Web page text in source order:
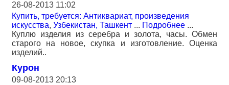
26-08-2013 11:02
Купить, требуется: Антиквариат, произведения
искусства, Узбекистан, Ташкент ... Подробнее ...
Куплю изделия из серебра и золота, часы. Обмен
старого на новое, скупка и изготовление. Оценка
изделий..
Курон
09-08-2013 20:13